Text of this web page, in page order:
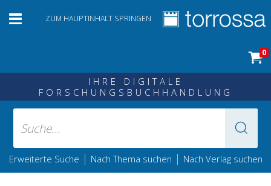
ZUM HAUPTINHALT SPRINGEN
0
IHRE DIGITALE
FORSCHUNGSBUCHHANDLUNG
Erweiterte Suche | Nach Thema suchen | Nach Verlag suchen